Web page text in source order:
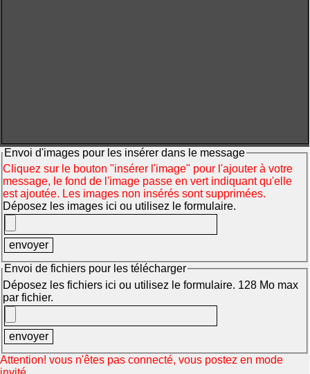
Envoi d'images pour les insérer dans le message
Cliquez sur le bouton "insérer l'image" pour l'ajouter à votre
message, le fond de l'image passe en vert indiquant qu'elle
est ajoutée. Les images non insérés sont supprimées.
Déposez les images ici ou utilisez le formulaire.
Envoi de fichiers pour les télécharger
Déposez les fichiers ici ou utilisez le formulaire. 128 Mo max
par fichier.
Attention! vous n'êtes pas connecté, vous postez en mode